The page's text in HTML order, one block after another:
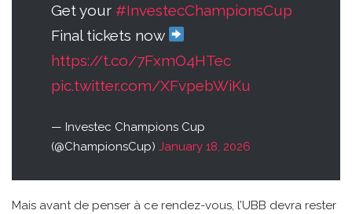
Get your #InvestecChampionsCup
Final tickets now
https://t.co/7FxmO4HTec
pic.twitter.com/XFvpebWiKu
— Investec Champions Cup
(@ChampionsCup) January 18, 2026
Mais avant de penser à ce rendez-vous, l’UBB devra rester